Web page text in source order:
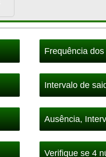
Frequência
Intervalo de
Ausência,
Verifique se 4